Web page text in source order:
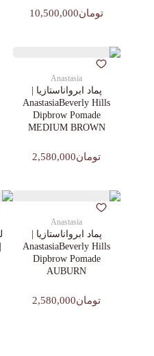
تومان10,500,000
Anastasia
پماد ابرواناستازیا |
AnastasiaBeverly Hills
Dipbrow Pomade
MEDIUM BROWN
تومان2,580,000
Anastasia
پماد ابرواناستازیا |
AnastasiaBeverly Hills
Dipbrow Pomade
AUBURN
تومان2,580,000